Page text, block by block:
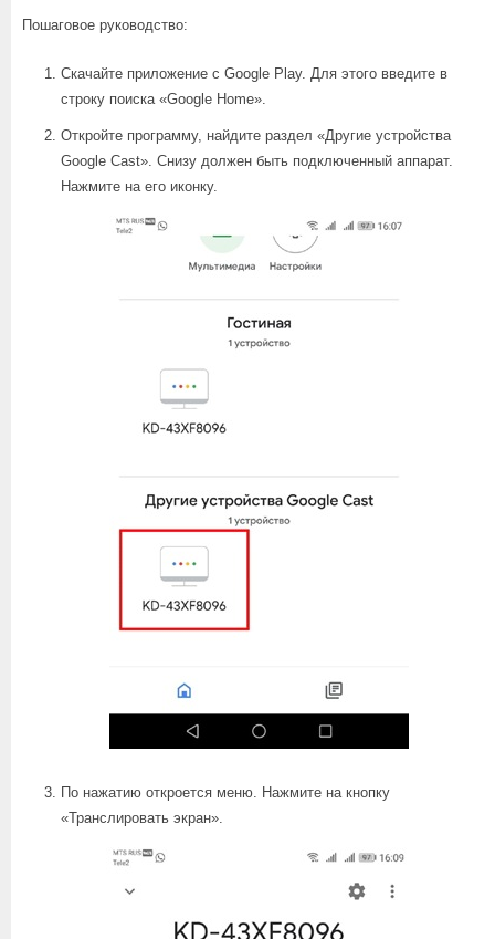
Пошаговое руководство:
Скачайте приложение с Google Play. Для этого введите в
строку поиска «Google Home».
Откройте программу, найдите раздел «Другие устройства
Google Cast». Снизу должен быть подключенный аппарат.
Нажмите на его иконку.
По нажатию откроется меню. Нажмите на кнопку
«Транслировать экран».